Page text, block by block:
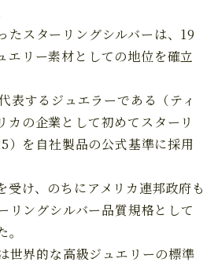
たスターリングシルバーは、19
エリー素材としての地位を確立
表するジュエラーである（ティ
カの企業として初めてスターリ
）を自社製品の公式基準に採用
受け、のちにアメリカ連邦政府も
リングシルバー品質規格として
世界的な高級ジュエリーの標準